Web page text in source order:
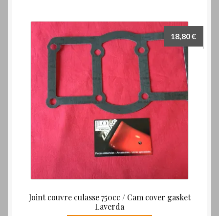
Joint couvre culasse 750cc / Cam cover gasket
Laverda
18,80€